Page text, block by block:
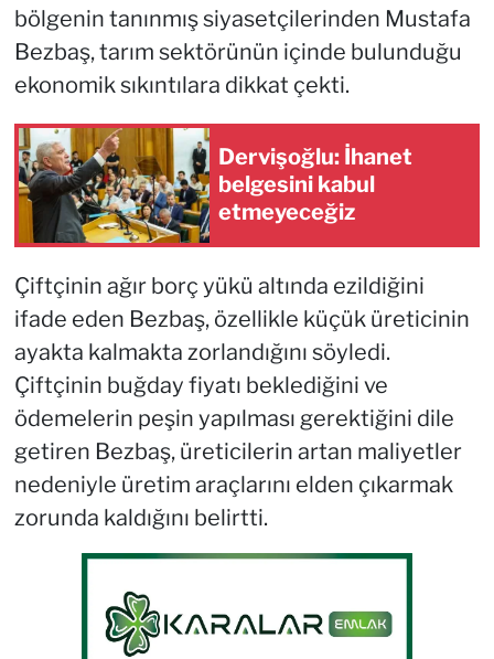
bölgenin tanınmış siyasetçilerinden Mustafa
Bezbaş, tarım sektörünün içinde bulunduğu
ekonomik sıkıntılara dikkat çekti.
Dervişoğlu: İhanet
belgesini kabul
etmeyeceğiz
Çiftçinin ağır borç yükü altında ezildiğini
ifade eden Bezbaş, özellikle küçük üreticinin
ayakta kalmakta zorlandığını söyledi.
Çiftçinin buğday fiyatı beklediğini ve
ödemelerin peşin yapılması gerektiğini dile
getiren Bezbaş, üreticilerin artan maliyetler
nedeniyle üretim araçlarını elden çıkarmak
zorunda kaldığını belirtti.